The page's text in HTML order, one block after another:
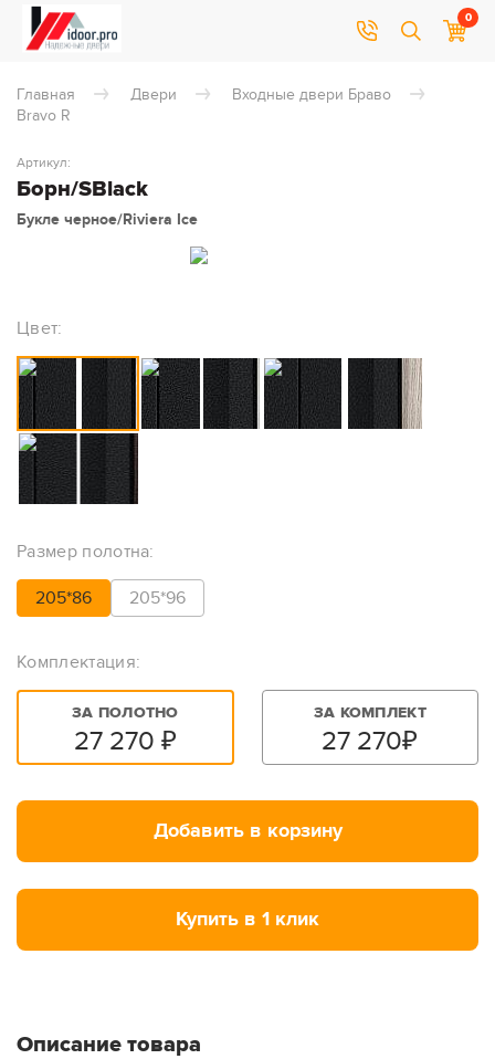
0
Главная Двери
Входные двери Браво
Bravo R
Борн/SBlack
Артикул:
Букле черное/Riviera Ice
Цвет:
Размер полотна:
205*86 205*96
Комплектация:
ЗА ПОЛОТНО
27 270 ₽
ЗА КОМПЛЕКТ
27 270₽
Добавить в корзину
Купить в 1 клик
Описание товара